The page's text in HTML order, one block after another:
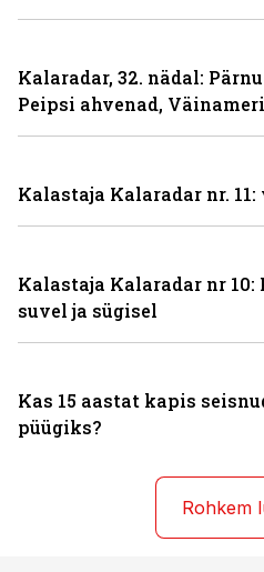
Kalaradar, 32. nädal:
Peipsi ahvenad,
Kalastaja Kalaradar nr.
Kalastaja Kalaradar nr 10:
suvel ja sügisel
Kas 15 aastat kapis
püügiks?
Rohkem